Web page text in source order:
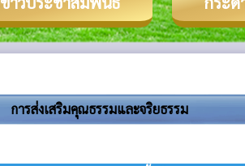
การส่งเสริมคุณธรรมและจริยธรรม